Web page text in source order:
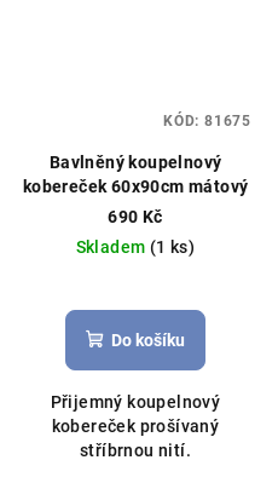
Bavlněný koupelnový
kobereček 60x90cm mátový
690 Kč
Skladem (1 ks)
Do košíku
Přijemný koupelnový
kobereček prošívaný
stříbrnou nití.
KÓD: 81675